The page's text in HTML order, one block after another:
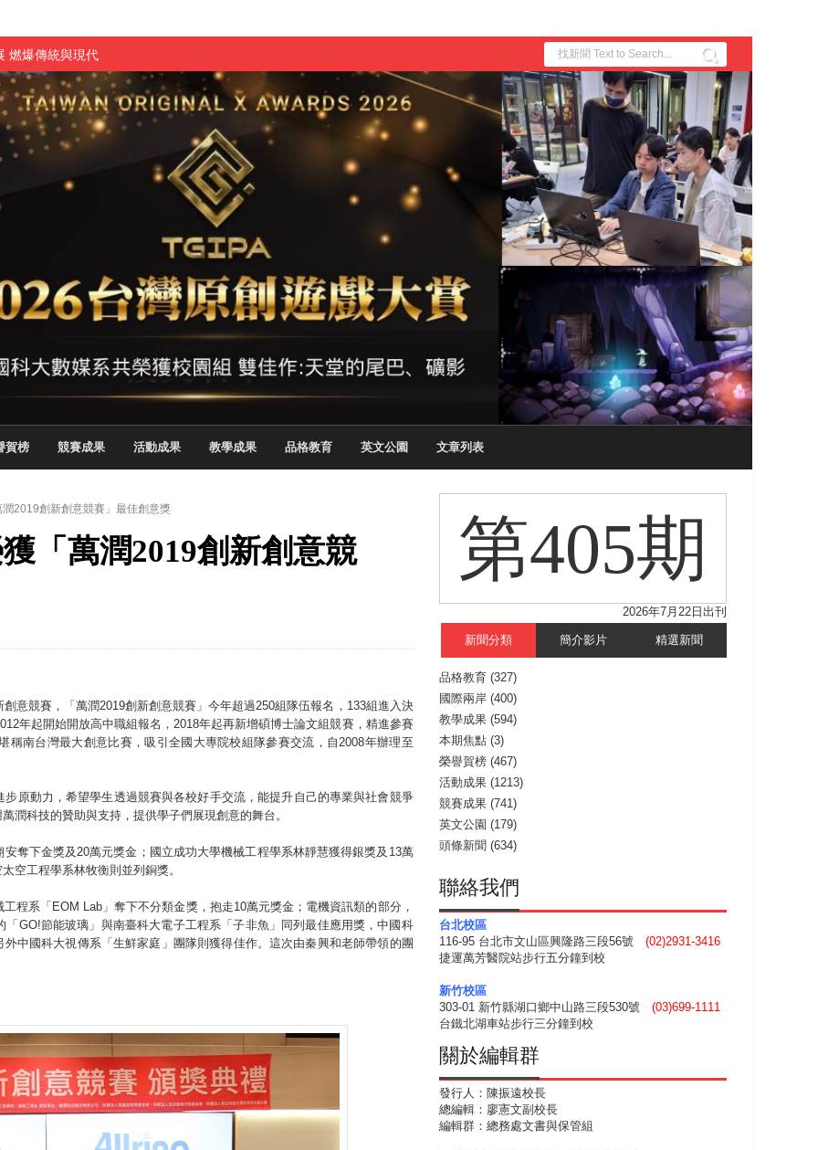
燃爆傳統與現代
創遊戲大賞雙佳作
專廣播詞競賽英文組佳作
型與數位正義
比賽」成績出爐
」 點亮智慧金融時代的跨域新局
戲抱回金點新秀獎
實務專題競賽第一名
2026 TSID 提出具體舊建築再利用提案
校院電腦動畫競賽嶄露頭角
典青銀共學、逐夢啟航
」與「Wwise」雙認證
生蛻變成金融新星
賀榜 競賽成果 活動成果 教學成果 品格教育 英文公園 文章列表
2019創新創意競賽」最佳創意獎
「萬潤2019創新創意競
意競賽，「萬潤2019創新創意競賽」今年超過250組隊伍報名，133組進入決
年起開始開放高中職組報名，2018年起再新增碩博士論文組競賽，精進參賽
南台灣最大創意比賽，吸引全國大專院校組隊參賽交流，自2008年辦理至
原動力，希望學生透過競賽與各校好手交流，能提升自己的專業與社會競爭
潤科技的贊助與支持，提供學子們展現創意的舞台。
奪下金獎及20萬元獎金；國立成功大學機械工程學系林靜慧獲得銀獎及13萬
空工程學系林牧衡則並列銅獎。
程系「EOM Lab」奪下不分類金獎，抱走10萬元獎金；電機資訊類的部分，
GO!節能玻璃」與南臺科大電子工程系「子非魚」同列最佳應用獎，中國科
中國科大視傳系「生鮮家庭」團隊則獲得佳作。這次由秦興和老師帶領的團
第405期
2026年7月22日出刊
新聞分類 簡介影片 精選新聞
品格教育 (327)
國際兩岸 (400)
教學成果 (594)
本期焦點 (3)
榮譽賀榜 (467)
活動成果 (1213)
競賽成果 (741)
英文公園 (179)
頭條新聞 (634)
聯絡我們
台北校區
116-95 台北市文山區興隆路三段56號 (02)2931-3416
捷運萬芳醫院站步行五分鐘到校
新竹校區
303-01 新竹縣湖口鄉中山路三段530號 (03)699-1111
台鐵北湖車站步行三分鐘到校
關於編輯群
發行人：陳振遠校長
總編輯：廖憲文副校長
編輯群：總務處文書與保管組